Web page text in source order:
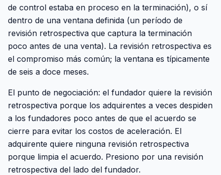
de control estaba en proceso en la terminación), o sí
dentro de una ventana definida (un período de
revisión retrospectiva que captura la terminación
poco antes de una venta). La revisión retrospectiva es
el compromiso más común; la ventana es típicamente
de seis a doce meses.
El punto de negociación: el fundador quiere la revisión
retrospectiva porque los adquirentes a veces despiden
a los fundadores poco antes de que el acuerdo se
cierre para evitar los costos de aceleración. El
adquirente quiere ninguna revisión retrospectiva
porque limpia el acuerdo. Presiono por una revisión
retrospectiva del lado del fundador.